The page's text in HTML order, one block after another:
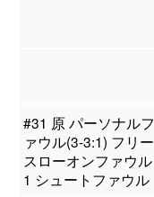
#31 原 パーソナルフ
ァウル(3-3:1) フリー
スローオンファウル
1 シュートファウル